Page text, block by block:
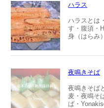
ハラス
ハラスとは
す・腹須・
身（はらみ
夜鳴きそば
夜鳴きそば
麦・夜鳴そ
ば・